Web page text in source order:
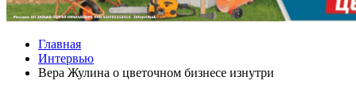
Главная
Интервью
Вера Жулина о цветочном бизнесе изнутри